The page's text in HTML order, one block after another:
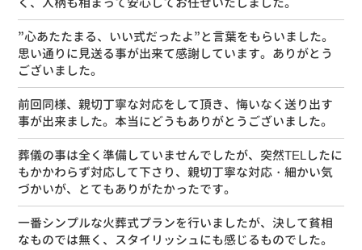
”心あたたまる、いい式だったよ”と言葉をもらいました。
思い通りに見送る事が出来て感謝しています。ありがとう
ございました。
前回同様、親切丁寧な対応をして頂き、悔いなく送り出す
事が出来ました。本当にどうもありがとうございました。
葬儀の事は全く準備していませんでしたが、突然TELしたに
もかかわらず対応して下さり、親切丁寧な対応・細かい気
づかいが、とてもありがたかったです。
一番シンプルな火葬式プランを行いましたが、決して貧相
なものでは無く、スタイリッシュにも感じるものでした。